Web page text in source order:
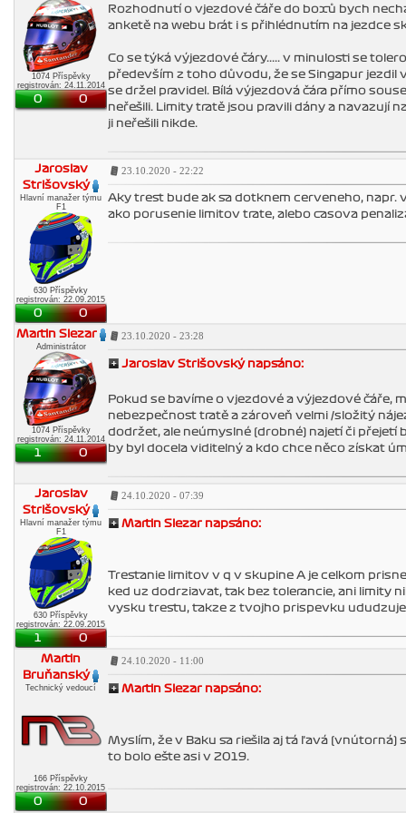
1074 Příspěvky
registrován: 24.11.2014
0 0
Rozhodnutí o vjezdové čáře do boxů bych
anketě na webu brát i s přihlédnutím na jezdce
Co se týká výjezdové čáry..... v minulosti se
především z toho důvodu, že se Singapur jezdil
se držel pravidel. Bílá výjezdová čára přímo
neřešili. Limity tratě jsou pravili dány a navazují
ji neřešili nikde.
Jaroslav
Strišovský
Hlavní manažer týmu
F1
630 Příspěvky
registrován: 22.09.2015
0 0
23.10.2020 - 22:22
Aky trest bude ak sa dotknem cerveneho, napr.
ako porusenie limitov trate, alebo casova
Martin Slezar
Administrátor
1074 Příspěvky
registrován: 24.11.2014
1 0
23.10.2020 - 23:28
Jaroslav Strišovský napsáno:
Pokud se bavíme o vjezdové a výjezdové čáře,
nebezpečnost tratě a zároveň velmi /složitý
dodržet, ale neúmyslné (drobné) najetí či přejetí
by byl docela viditelný a kdo chce něco získat
Jaroslav
Strišovský
Hlavní manažer týmu
F1
630 Příspěvky
registrován: 22.09.2015
1 0
24.10.2020 - 07:39
Martin Slezar napsáno:
Trestanie limitov v q v skupine A je celkom
ked uz dodrziavat, tak bez tolerancie, ani limity
vysku trestu, takze z tvojho prispevku
Martin
Bruňanský
Technický vedoucí
166 Příspěvky
registrován: 22.10.2015
0 0
24.10.2020 - 11:00
Martin Slezar napsáno:
Myslím, že v Baku sa riešila aj tá ľavá
to bolo ešte asi v 2019.